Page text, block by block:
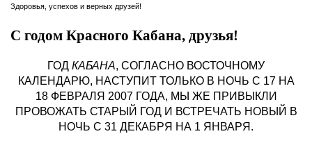
Здоровья, успехов и верных друзей!
С годом Красного Кабана, друзья!
ГОД КАБАНА, СОГЛАСНО ВОСТОЧНОМУ
КАЛЕНДАРЮ, НАСТУПИТ ТОЛЬКО В НОЧЬ С 17 НА
18 ФЕВРАЛЯ 2007 ГОДА, МЫ ЖЕ ПРИВЫКЛИ
ПРОВОЖАТЬ СТАРЫЙ ГОД И ВСТРЕЧАТЬ НОВЫЙ В
НОЧЬ С 31 ДЕКАБРЯ НА 1 ЯНВАРЯ.